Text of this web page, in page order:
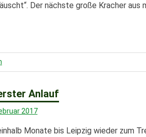
Der nächste große Kracher aus
Anlauf
2017
Monate bis Leipzig wieder zum